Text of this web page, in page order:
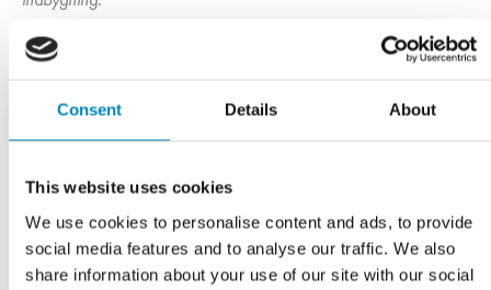
Consent Details About
This website uses cookies
We use cookies to personalise content and ads, to provide
social media features and to analyse our traffic. We also
share information about your use of our site with our social
Er du på udkig efter en komplet køkkenløsning? Hos Kitchn
projekt!
Har du husket?